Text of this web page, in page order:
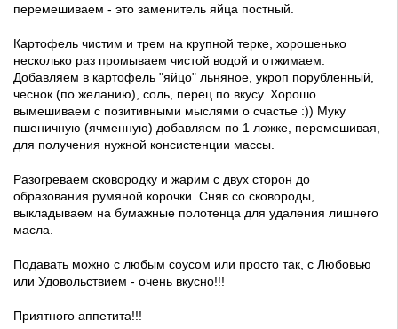
перемешиваем - это заменитель яйца постный.
Картофель чистим и трем на крупной терке, хорошенько
несколько раз промываем чистой водой и отжимаем.
Добавляем в картофель "яйцо" льняное, укроп порубленный,
чеснок (по желанию), соль, перец по вкусу. Хорошо
вымешиваем с позитивными мыслями о счастье :)) Муку
пшеничную (ячменную) добавляем по 1 ложке, перемешивая,
для получения нужной консистенции массы.
Разогреваем сковородку и жарим с двух сторон до
образования румяной корочки. Сняв со сковороды,
выкладываем на бумажные полотенца для удаления лишнего
масла.
Подавать можно с любым соусом или просто так, с Любовью
или Удовольствием - очень вкусно!!!
Приятного аппетита!!!